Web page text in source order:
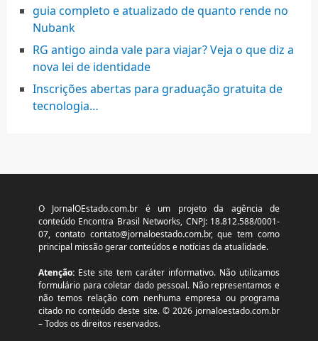
guia completo e atualizado de quanto rende no
Nubank
RG antigo ainda vale para viajar? Veja o que diz a
nova lei de identidade
Inscrições abertas para graduação gratuita de
tecnologia…
O JornalOEstado.com.br é um projeto da agência de
conteúdo Encontra Brasil Networks, CNPJ: 18.812.588/0001-
07, contato contato@jornaloestado.com.br, que tem como
principal missão gerar conteúdos e notícias da atualidade.
Atenção:Este site tem caráter informativo. Não utilizamos
formulário para coletar dado pessoal. Não representamos e
não temos relação com nenhuma empresa ou programa
citado no conteúdo deste site. © 2026 jornaloestado.com.br
– Todos os direitos reservados.